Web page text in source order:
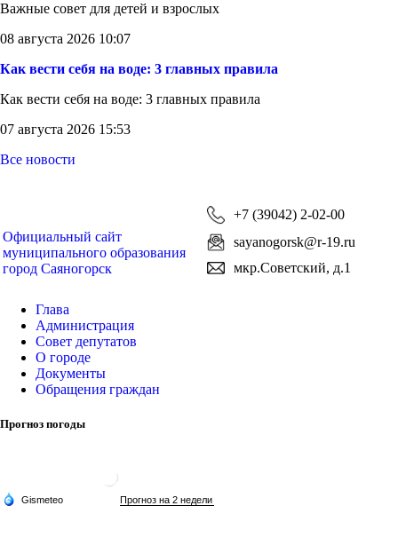
Важные совет для детей и взрослых
08 августа 2026 10:07
Как вести себя на воде: 3 главных правила
Как вести себя на воде: 3 главных правила
07 августа 2026 15:53
Все новости
Официальный сайт
муниципального образования
город Саяногорск
+7 (39042) 2-02-00
sayanogorsk@r-19.ru
мкр.Советский, д.1
Глава
Администрация
Совет депутатов
О городе
Документы
Обращения граждан
Прогноз погоды